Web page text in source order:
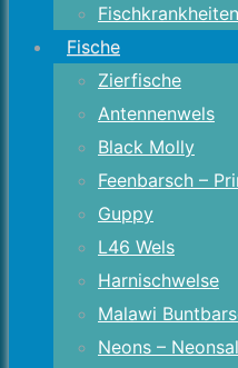
Fischkrankheiten
Fische
Zierfische
Antennenwels
Black Molly
Feenbarsch –
Guppy
L46 Wels
Harnischwelse
Malawi
Neons –